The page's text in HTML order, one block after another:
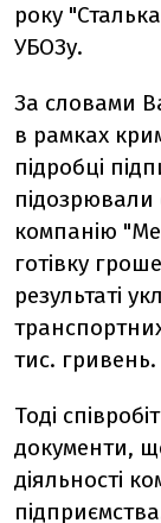
року
УБОЗу.
За словами
в рамках
підробці
підозрювали
компанію
готівку
результаті
тис. гривень.
Тоді
документи,
діяльності